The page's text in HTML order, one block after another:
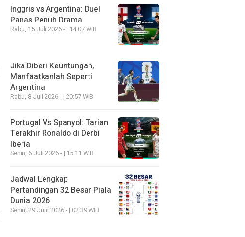
Inggris vs Argentina: Duel
Panas Penuh Drama
Rabu, 15 Juli 2026 - | 14:07 WIB
Jika Diberi Keuntungan,
Manfaatkanlah Seperti
Argentina
Rabu, 8 Juli 2026 - | 20:57 WIB
Portugal Vs Spanyol: Tarian
Terakhir Ronaldo di Derbi
Iberia
Senin, 6 Juli 2026 - | 15:11 WIB
Jadwal Lengkap
Pertandingan 32 Besar Piala
Dunia 2026
Senin, 29 Juni 2026 - | 02:39 WIB